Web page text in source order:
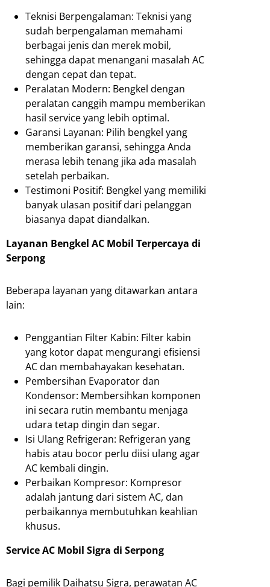
Teknisi Berpengalaman: Teknisi yang
sudah berpengalaman memahami
berbagai jenis dan merek mobil,
sehingga dapat menangani masalah AC
dengan cepat dan tepat.
Peralatan Modern: Bengkel dengan
peralatan canggih mampu memberikan
hasil service yang lebih optimal.
Garansi Layanan: Pilih bengkel yang
memberikan garansi, sehingga Anda
merasa lebih tenang jika ada masalah
setelah perbaikan.
Testimoni Positif: Bengkel yang memiliki
banyak ulasan positif dari pelanggan
biasanya dapat diandalkan.
Layanan Bengkel AC Mobil Terpercaya di
Serpong
Beberapa layanan yang ditawarkan antara
lain:
Penggantian Filter Kabin: Filter kabin
yang kotor dapat mengurangi efisiensi
AC dan membahayakan kesehatan.
Pembersihan Evaporator dan
Kondensor: Membersihkan komponen
ini secara rutin membantu menjaga
udara tetap dingin dan segar.
Isi Ulang Refrigeran: Refrigeran yang
habis atau bocor perlu diisi ulang agar
AC kembali dingin.
Perbaikan Kompresor: Kompresor
adalah jantung dari sistem AC, dan
perbaikannya membutuhkan keahlian
khusus.
Service AC Mobil Sigra di Serpong
Bagi pemilik Daihatsu Sigra, perawatan AC